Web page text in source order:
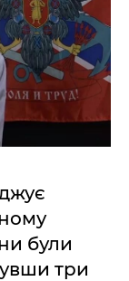
були
три